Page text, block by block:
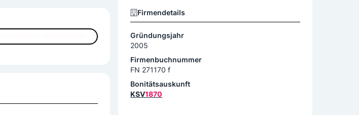
Firmendetails
Gründungsjahr
2005
Firmenbuchnummer
FN 271170 f
Bonitätsauskunft
KSV1870